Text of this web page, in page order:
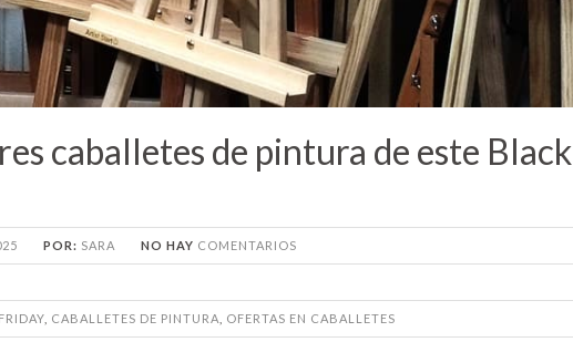
caballetes de pintura de este Black
POR: SARA NO HAY COMENTARIOS
CABALLETES DE PINTURA OFERTAS EN CABALLETES